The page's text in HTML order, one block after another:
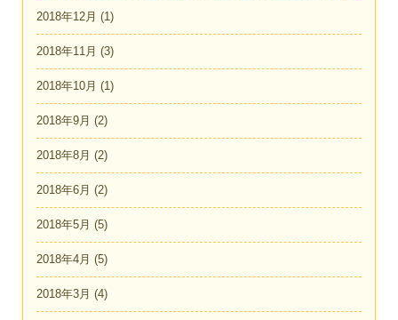
2018年12月 (1)
2018年11月 (3)
2018年10月 (1)
2018年9月 (2)
2018年8月 (2)
2018年6月 (2)
2018年5月 (5)
2018年4月 (5)
2018年3月 (4)